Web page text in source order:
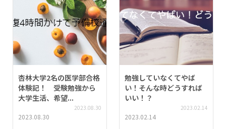
杏林大学2名の医学部合格
体験記！ 受験勉強から
大学生活、希望...
2023.08.30
2023.08.30
勉強していなくてやば
い！そんな時どうすれば
いい！？
2023.02.14
2023.02.14